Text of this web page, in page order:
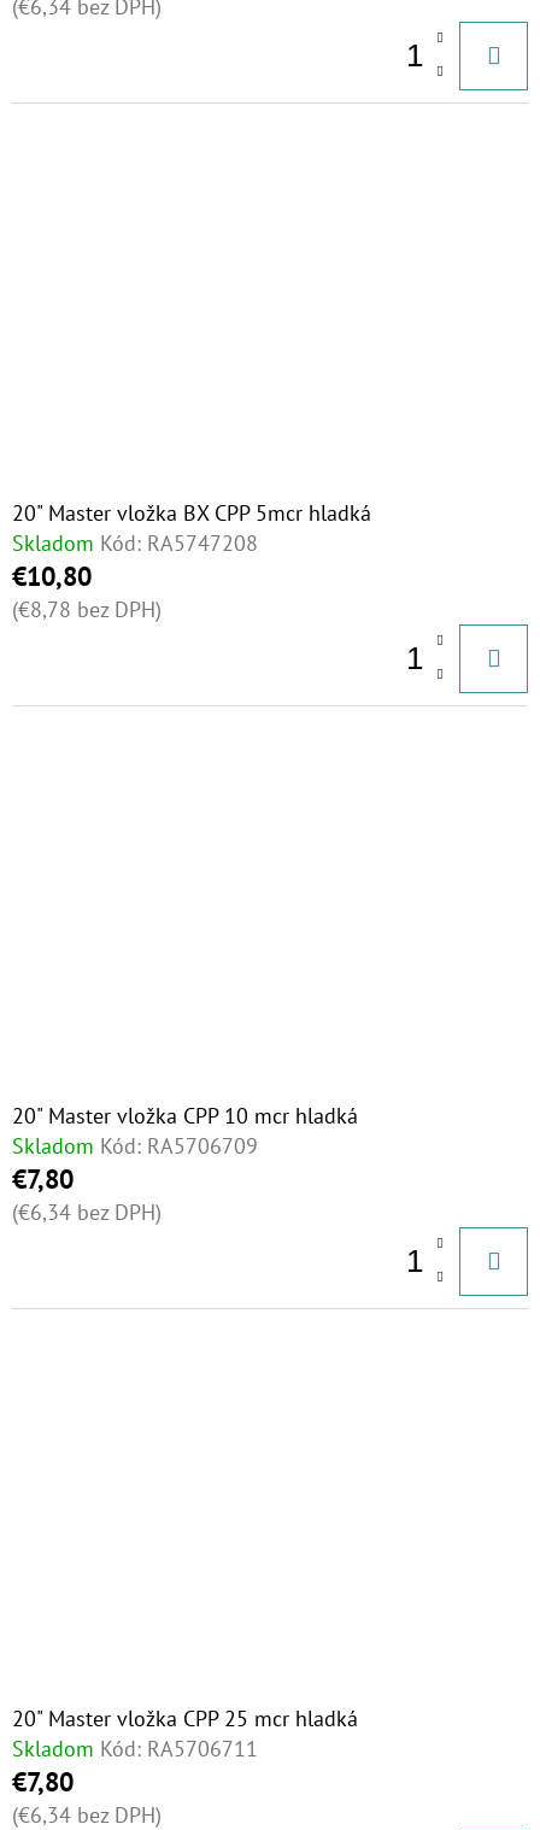
(€6,34 bez DPH)
20" Master vložka BX CPP 5mcr hladká
Skladom Kód: RA5747208
€10,80
(€8,78 bez DPH)
20" Master vložka CPP 10 mcr hladká
Skladom Kód: RA5706709
€7,80
(€6,34 bez DPH)
20" Master vložka CPP 25 mcr hladká
Skladom Kód: RA5706711
€7,80
(€6,34 bez DPH)